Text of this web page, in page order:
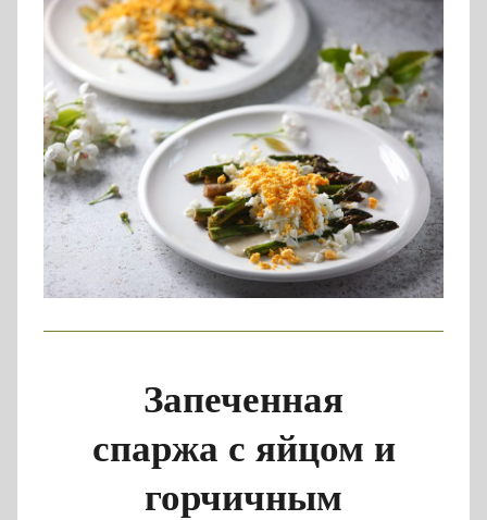
Запеченная
спаржа с яйцом и
горчичным